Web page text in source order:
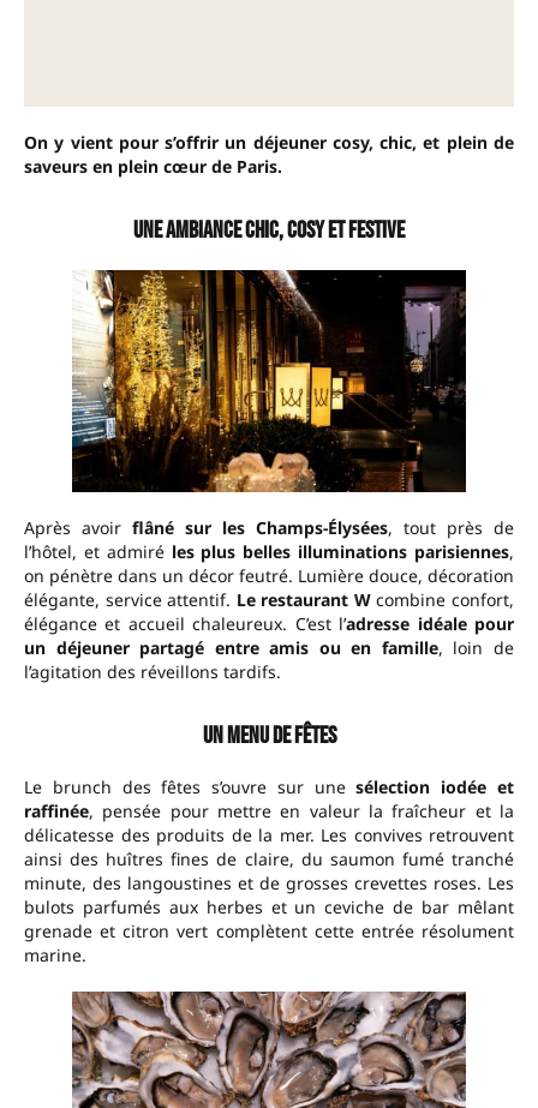
On y vient pour s’offrir un déjeuner cosy, chic, et plein de
saveurs en plein cœur de Paris.
Une ambiance chic, cosy et festive
Après avoir flâné sur les Champs-Élysées, tout près de
l’hôtel, et admiré les plus belles illuminations parisiennes,
on pénètre dans un décor feutré. Lumière douce, décoration
élégante, service attentif. Le restaurant Wcombine confort,
élégance et accueil chaleureux. C’est l’adresse idéale pour
un déjeuner partagé entre amis ou en famille, loin de
l’agitation des réveillons tardifs.
Un Menu de Fêtes
Le brunch des fêtes s’ouvre sur unesélection iodée et
raffinée, pensée pour mettre en valeur la fraîcheur et la
délicatesse des produits de la mer. Les convives retrouvent
ainsi des huîtres fines de claire, du saumon fumé tranché
minute, des langoustines et de grosses crevettes roses. Les
bulots parfumés aux herbes et un ceviche de bar mêlant
grenade et citron vert complètent cette entrée résolument
marine.